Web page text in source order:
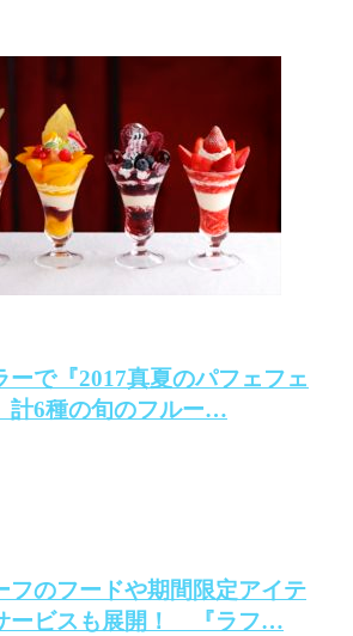
ーで『2017真夏のパフェフェ
6種の旬のフルー…
フのフードや期間限定アイテ
ービスも展開！ 『ラフ…